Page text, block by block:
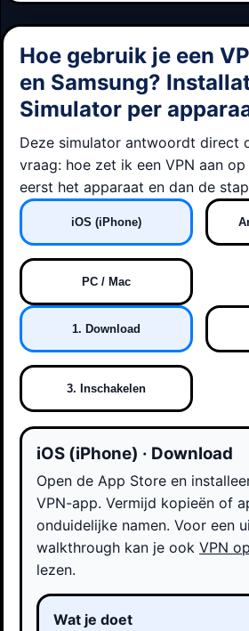
Hoe gebruik je een
en Samsung?
Simulator per
Deze simulator antwoordt direct
vraag: hoe zet ik een VPN aan
eerst het apparaat en dan de
iOS (iPhone)
PC / Mac
1. Download
3. Inschakelen
iOS (iPhone) · Download
Open de App Store en
VPN-app. Vermijd kopieën of
onduidelijke namen. Voor een
walkthrough kan je ook VPN
lezen.
Wat je doet